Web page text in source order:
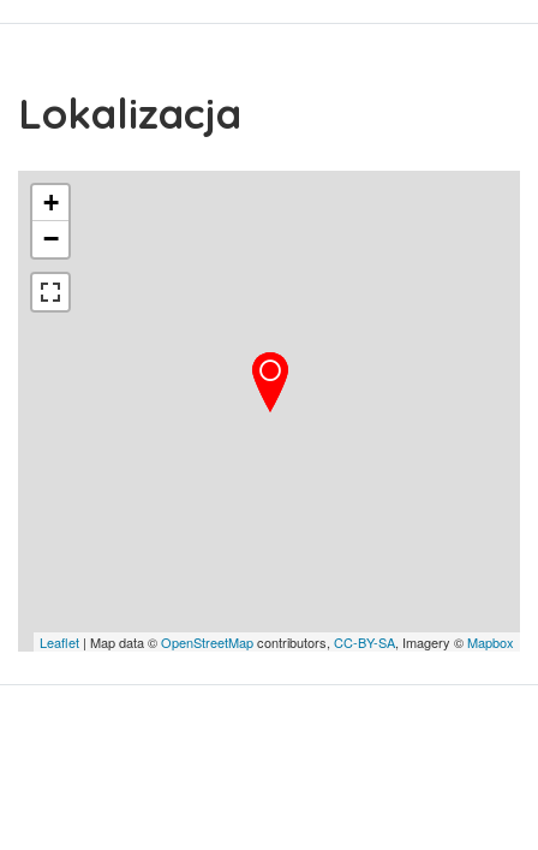
Lokalizacja
+
−
Leaflet | Map data ©OpenStreetMapcontributors, CC-BY-SA, Imagery ©Mapbox